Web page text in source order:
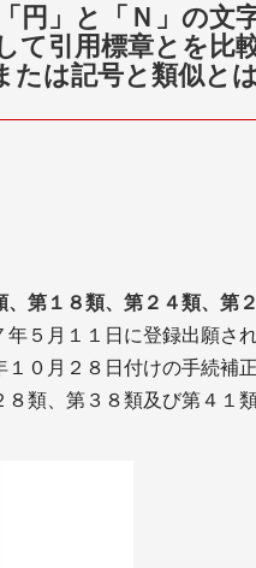
円」と「Ｎ」の文
て引用標章とを比
は記号と類似と
、第１８類、第２４類、第
５月１１日に登録出願され
０月２８日付けの手続補
類、第３８類及び第４１